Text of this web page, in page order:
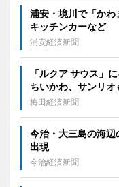
浦安・境川で「か
キッチンカーなど
浦安経済新聞
「ルクア サウス」
ちいかわ、サンリオ
梅田経済新聞
今治・大三島の海
出現
今治経済新聞